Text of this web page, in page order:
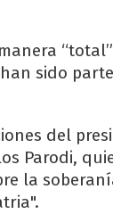
sido
del
Parodi,
la